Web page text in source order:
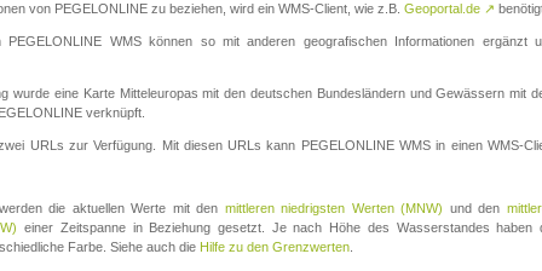
von PEGELONLINE zu beziehen, wird ein WMS-Client, wie z.B. Geoportal.de ↗
PEGELONLINE WMS können so mit anderen geografischen Informationen ergänzt
wurde eine Karte Mitteleuropas mit den deutschen Bundesländern und Gewässern mit
verknüpft.
URLs zur Verfügung. Mit diesen URLs kann PEGELONLINE WMS in einen WMS-
die aktuellen Werte mit den mittleren niedrigsten Werten (MNW) und den
einer Zeitspanne in Beziehung gesetzt. Je nach Höhe des Wasserstandes haben
Farbe. Siehe auch die Hilfe zu den Grenzwerten